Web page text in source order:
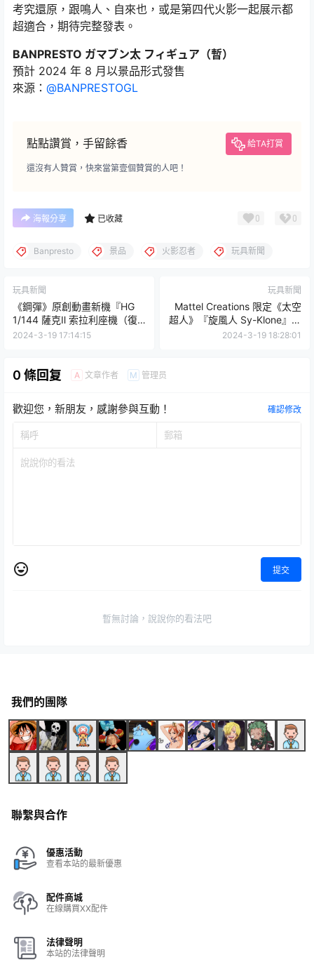
考究還原，跟鳴人、自來也，或是第四代火影一起展示都
超適合，期待完整發表。
BANPRESTO ガマブン太 フィギュア（暫）
預計 2024 年 8 月以景品形式發售
來源： @BANPRESTOGL
點點讚賞，手留餘香 給TA打賞
還沒有人贊賞，快來當第壹個贊賞的人吧！
海報分享 已收藏 0 0
Banpresto 景品 火影忍者 玩具新聞
玩具新聞
《鋼彈》原創動畫新機『HG
1/144 薩克Ⅱ 索拉利座機（復
仇的安魂曲）』今秋發售 具備
2024-3-19 17:14:15
玩具新聞
Mattel Creations 限定《太空
超人》『旋風人 Sy-Klone』可
動人偶，旋轉起來擊敗強大的
2024-3-19 18:28:01
0 條回复 A 文章作者 M 管理员
歡迎您，新朋友，感謝參與互動！ 確認修改
提交
暫無討論，說說你的看法吧
我們的團隊
聯繫與合作
優惠活動
查看本站的最新優惠
配件商城
在線購買XX配件
法律聲明
本站的法律聲明